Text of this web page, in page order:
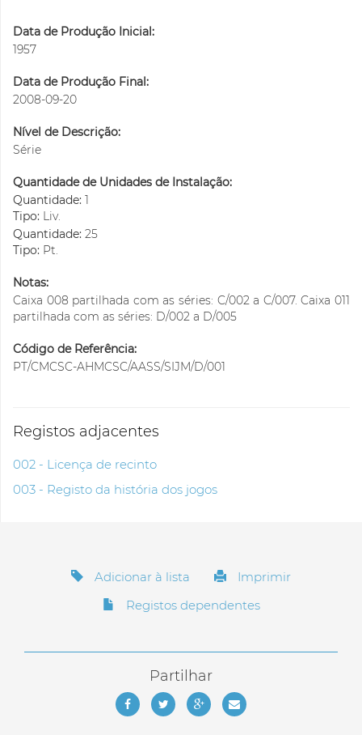
Data de Produção Inicial:
1957
Data de Produção Final:
2008-09-20
Nível de Descrição:
Série
Quantidade de Unidades de Instalação:
Quantidade: 1
Tipo: Liv.
Quantidade: 25
Tipo: Pt.
Notas:
Caixa 008 partilhada com as séries: C/002 a C/007. Caixa 011
partilhada com as séries: D/002 a D/005
Código de Referência:
PT/CMCSC-AHMCSC/AASS/SIJM/D/001
Registos adjacentes
002 - Licença de recinto
003 - Registo da história dos jogos
Adicionar à lista
Imprimir
Registos dependentes
Partilhar